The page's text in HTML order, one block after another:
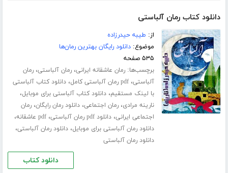
دانلود کتاب رمان آلباستی
از: طیبه حیدرزاده
موضوع:دانلود رایگان بهترین رمان‌ها
۵۳۵ صفحه
برچسب‌ها:رمان عاشقانه ایرانی،رمان آلباستی،رمان
آلباستی،pdf رمان آلباستی کامل ،دانلود کتاب آلباستی
با لینک مستقیم،دانلود کتاب آلباستی برای موبایل،
نارینه مرادی،رمان اجتماعی،دانلود رمان رایگان،رمان
اجتماعی ایرانی،دانلود pdf رمان آلباستی ،pdf عاشقانه ،
دانلود رمان آلباستی برای موبایل،دانلود رمان آلباستی،
دانلود رمان آلباستی
دانلود کتاب